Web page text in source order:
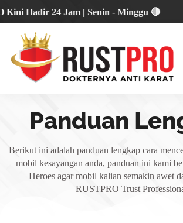
Hadir 24 Jam | Senin - Minggu 🔴
Panduan
Berikut ini adalah panduan lengkap cara
mobil kesayangan anda, panduan ini kami
Heroes agar mobil kalian semakin awet
RUSTPRO Trust